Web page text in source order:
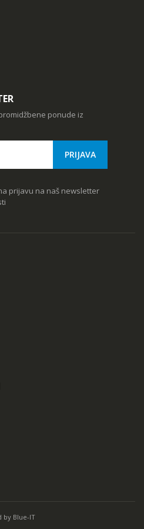
ponude iz
prijavu na naš newsletter
by Blue-IT